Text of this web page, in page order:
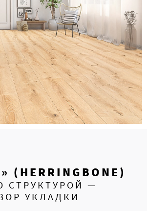
(HERRINGBONE)
СТРУКТУРОЙ —
УКЛАДКИ